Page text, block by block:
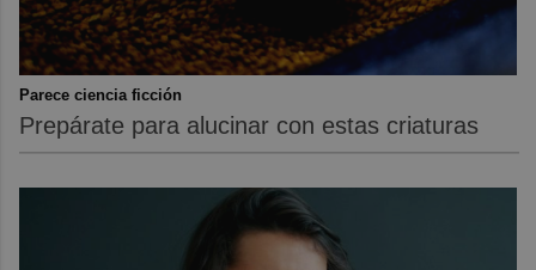
Parece ciencia ficción
Prepárate para alucinar con estas criaturas